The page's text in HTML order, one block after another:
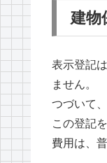
建物
表示登記
ません。
つづいて
この登記
費用は、